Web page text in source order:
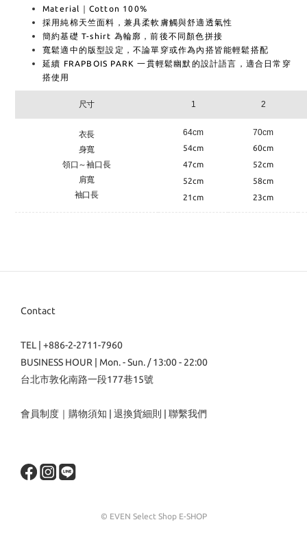
Material｜Cotton 100%
採用純棉天竺面料，兼具柔軟膚觸與舒適透氣性
簡約基礎 T-shirt 為輪廓，前後不同顏色拼接
寬鬆適中的版型設定，不論單穿或作為內搭皆能輕鬆搭配
延續 FRAPBOIS PARK 一貫輕鬆幽默的設計語言，適合日常穿
搭使用
尺寸 1 2
衣長
身寬
領口～袖口長
肩寬
袖口長
64cm
54cm
47cm
52cm
21cm
70cm
60cm
52cm
58cm
23cm
Contact
TEL | +886-2-2711-7960
BUSINESS HOUR | Mon. - Sun. / 13:00 - 22:00
台北市敦化南路一段177巷15號
會員制度 ｜ 購物須知 退換貨細則 聯繫我們
© EVEN Select Shop E-SHOP